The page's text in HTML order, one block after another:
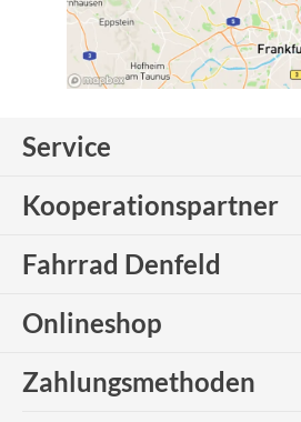
Service
Kooperationspartner
Fahrrad Denfeld
Onlineshop
Zahlungsmethoden